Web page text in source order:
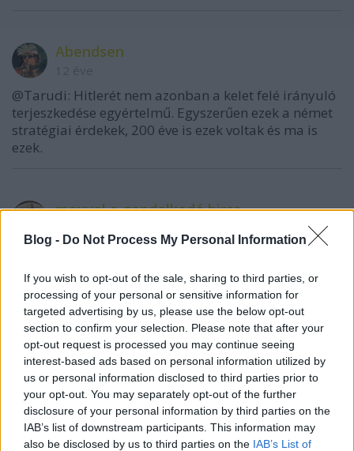
Blog - Do Not Process My Personal Information
If you wish to opt-out of the sale, sharing to third parties, or
processing of your personal or sensitive information for
targeted advertising by us, please use the below opt-out
section to confirm your selection. Please note that after your
opt-out request is processed you may continue seeing
interest-based ads based on personal information utilized by
us or personal information disclosed to third parties prior to
your opt-out. You may separately opt-out of the further
disclosure of your personal information by third parties on the
IAB’s list of downstream participants. This information may
also be disclosed by us to third parties on the IAB’s List of
Abendsen
@Tarudi: Hitlerét nem azonban a kelet felé irányuló
terjeszkedése egyértelmű. Egyszerűen ezek a német
stratégiai érdekek, 200 éve is ezek voltak és ma is
ezek.
maxval a gondolkodó birca
Mi a baj az orosz himnusszal? A szövege volt komcsi,
de a jelenlegi szövege teljesen új.
A náci indulók nem tetszenek. De pl. a spanyol
fasiszta himnusz szintén jó zeneileg.
maxval a gondolkodó birca
12 éve